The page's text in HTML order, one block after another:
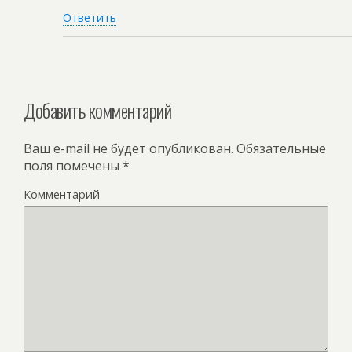
Ответить
Добавить комментарий
Ваш e-mail не будет опубликован. Обязательные
поля помечены *
Комментарий